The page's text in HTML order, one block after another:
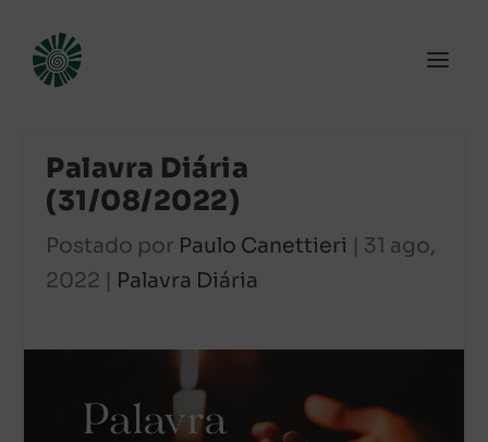
Palavra Diária
(31/08/2022)
Postado por Paulo Canettieri | 31 ago,
2022 | Palavra Diária